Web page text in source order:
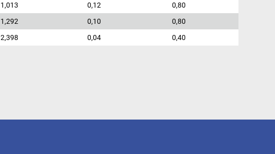
1,013 0,12
0,80
1,292 0,10
0,80
2,398 0,04 0,40